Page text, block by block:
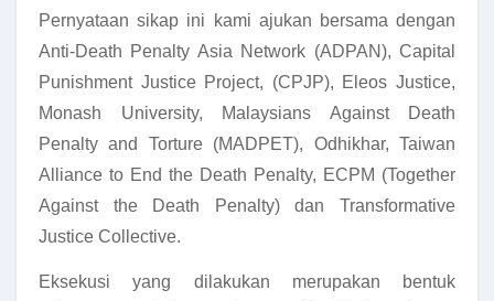
Pernyataan sikap ini kami ajukan bersama dengan
Anti-Death Penalty Asia Network (ADPAN), Capital
Punishment Justice Project, (CPJP), Eleos Justice,
Monash University, Malaysians Against Death
Penalty and Torture (MADPET), Odhikhar, Taiwan
Alliance to End the Death Penalty, ECPM (Together
Against the Death Penalty) dan Transformative
Justice Collective.
Eksekusi yang dilakukan merupakan bentuk